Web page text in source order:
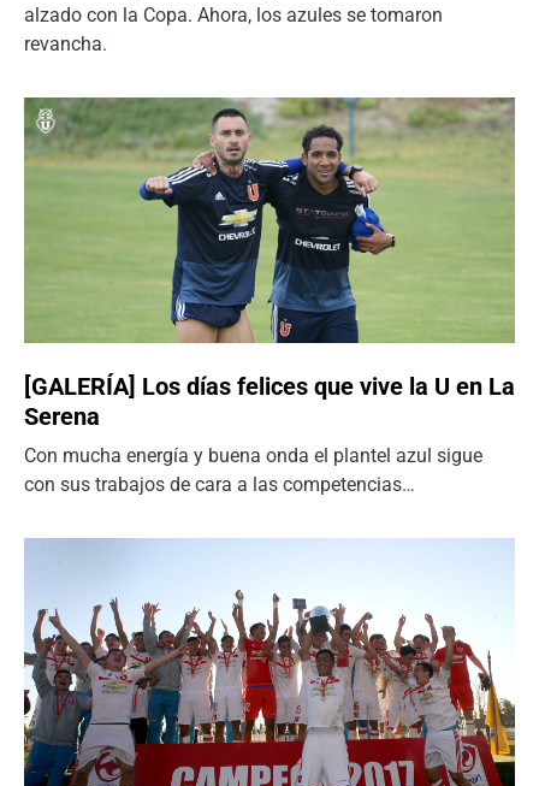
alzado con la Copa. Ahora, los azules se tomaron
revancha.
[GALERÍA] Los días felices que vive la U en La
Serena
Con mucha energía y buena onda el plantel azul sigue
con sus trabajos de cara a las competencias…